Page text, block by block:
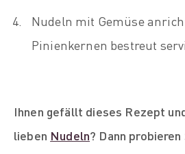
Nudeln mit Gemüse
Pinienkernen bestreut
Ihnen gefällt dieses Rezept
lieben Nudeln? Dann